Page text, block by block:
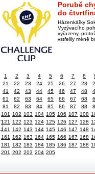
Porubě
do
Házenkářky
Vyzývacího
vyřazeny,
vstřelily méně
1
2 3 4 5 6 7 8
21
22 23 24 25 26 27 28
41
42 43 44 45 46 47 48
61
62 63 64 65 66 67 68
81
82 83 84 85 86 87 88
101
102 103 104 105 106 107 108
121
122 123 124 125 126 127 128
141
142 143 144 145 146 147 148
161
162 163 164 165 166 167 168
181
182 183 184 185 186 187 188
201 202 203 204 205